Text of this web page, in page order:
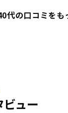
代の口コミをも
ュー